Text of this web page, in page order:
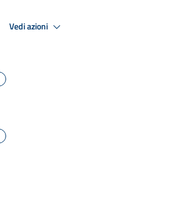
Vedi azioni